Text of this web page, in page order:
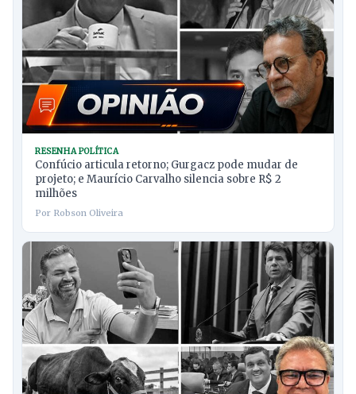
RESENHA POLÍTICA
Confúcio articula retorno; Gurgacz pode mudar de
projeto; e Maurício Carvalho silencia sobre R$ 2
milhões
Por Robson Oliveira